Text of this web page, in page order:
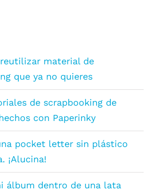
reutilizar material de
que ya no quieres
de scrapbooking de
con Paperinky
pocket letter sin plástico
¡Alucina!
álbum dentro de una lata